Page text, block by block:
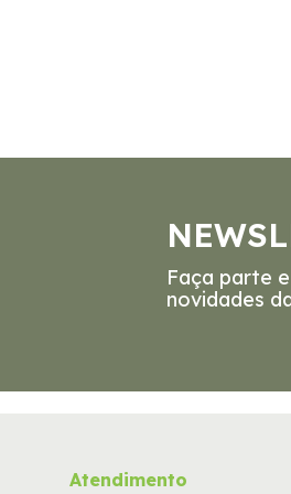
Faça parte
novidades
Atendimento